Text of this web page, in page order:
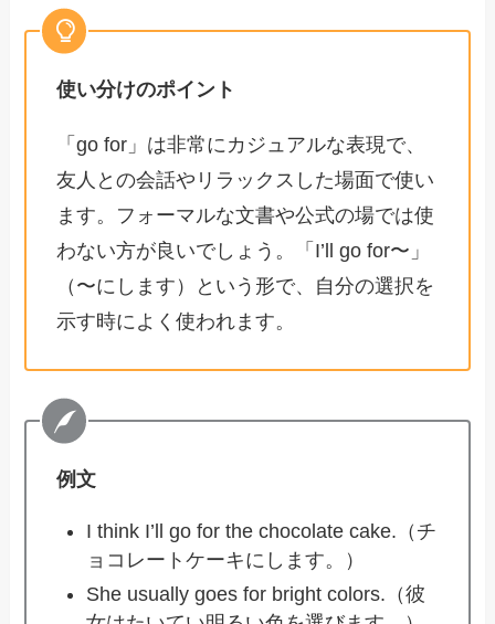
使い分けのポイント
「go for」は非常にカジュアルな表現で、
友人との会話やリラックスした場面で使い
ます。フォーマルな文書や公式の場では使
わない方が良いでしょう。「I’ll go for〜」
（〜にします）という形で、自分の選択を
示す時によく使われます。
例文
I think I’ll go for the chocolate cake.（チ
ョコレートケーキにします。）
She usually goes for bright colors.（彼